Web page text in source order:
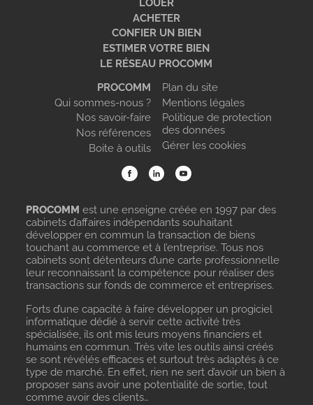
LOUER
ACHETER
CONFIER UN BIEN
ESTIMER VOTRE BIEN
LE RÉSEAU PROCOMM
PROCOMM
Qui sommes-nous ?
Nos savoir-faire
Nos références
Boite à outils
Plan du site
Mentions légales
Politique de protection
des données
Gérer les cookies
PROCOMM est une enseigne créée en 1997 par des
cabinets d’affaires indépendants souhaitant
développer en commun la transaction de biens
touchant au commerce et à l’entreprise. Tous nos
cabinets sont détenteurs d’une carte professionnelle
leur reconnaissant la compétence pour réaliser des
transactions sur fonds de commerce et entreprises.
Forts d’une capacité à faire développer un progiciel
informatique dédié à servir cette activité très
spécialisée, ils ont mis leurs moyens financiers et
humains en commun. Très vite les outils ainsi créés
se sont révélés efficaces et surtout très adaptés à ce
type de marché. En effet, rien ne sert d’avoir un bien à
proposer sans avoir une potentialité de sortie, tout
comme avoir des clients…